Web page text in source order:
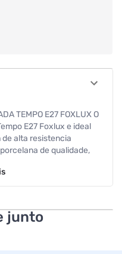
TEMPO E27 FOXLUX O
E27 Foxlux e ideal
alta resistencia
de qualidade,
Material
QUE SERVE Serve para
E27 em instalacoes
junto